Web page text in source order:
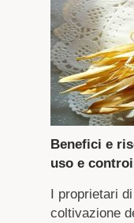
Benefici e
uso e
I proprietari
coltivazione